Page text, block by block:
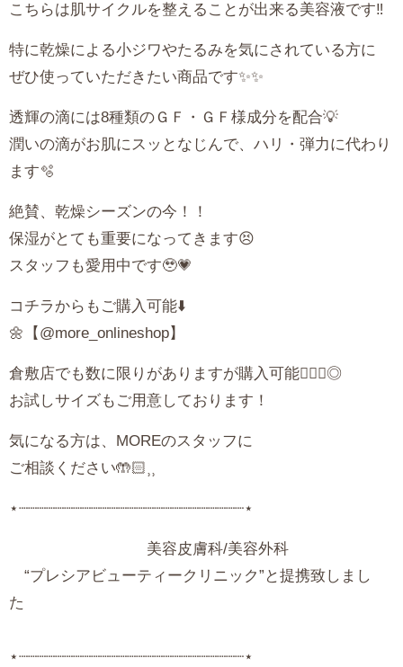
こちらは肌サイクルを整えることが出来る美容液です‼️
特に乾燥による小ジワやたるみを気にされている方に
ぜひ使っていただきたい商品です✨✨
透輝の滴には8種類のＧＦ・ＧＦ様成分を配合💡
潤いの滴がお肌にスッとなじんで、ハリ・弾力に代わり
ます🫧
絶賛、乾燥シーズンの今！！
保湿がとても重要になってきます😣
スタッフも愛用中です🥹💗
コチラからもご購入可能⬇️
🌼【@more_onlineshop】
倉敷店でも数に限りがありますが購入可能🙆🏻‍♀️◎
お試しサイズもご用意しております！
気になる方は、MOREのスタッフに
ご相談ください🤲🏻⸒⸒
⋆┈┈┈┈┈┈┈┈┈┈┈┈┈┈┈┈┈┈┈┈┈┈┈┈┈⋆
美容皮膚科/美容外科
“プレシアビューティークリニック”と提携致しまし
⋆┈┈┈┈┈┈┈┈┈┈┈┈┈┈┈┈┈┈┈┈┈┈┈┈┈⋆